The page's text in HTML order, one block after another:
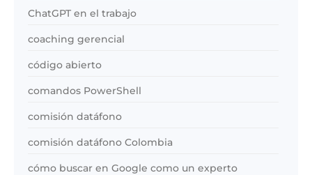
ChatGPT en el trabajo
coaching gerencial
código abierto
comandos PowerShell
comisión datáfono
comisión datáfono Colombia
cómo buscar en Google como un experto